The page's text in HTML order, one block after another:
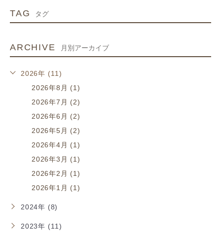
TAG タグ
ARCHIVE 月別アーカイブ
2026年 (11)
2026年8月 (1)
2026年7月 (2)
2026年6月 (2)
2026年5月 (2)
2026年4月 (1)
2026年3月 (1)
2026年2月 (1)
2026年1月 (1)
2024年 (8)
2023年 (11)